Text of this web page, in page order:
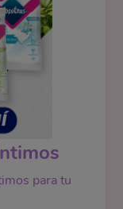
para tu